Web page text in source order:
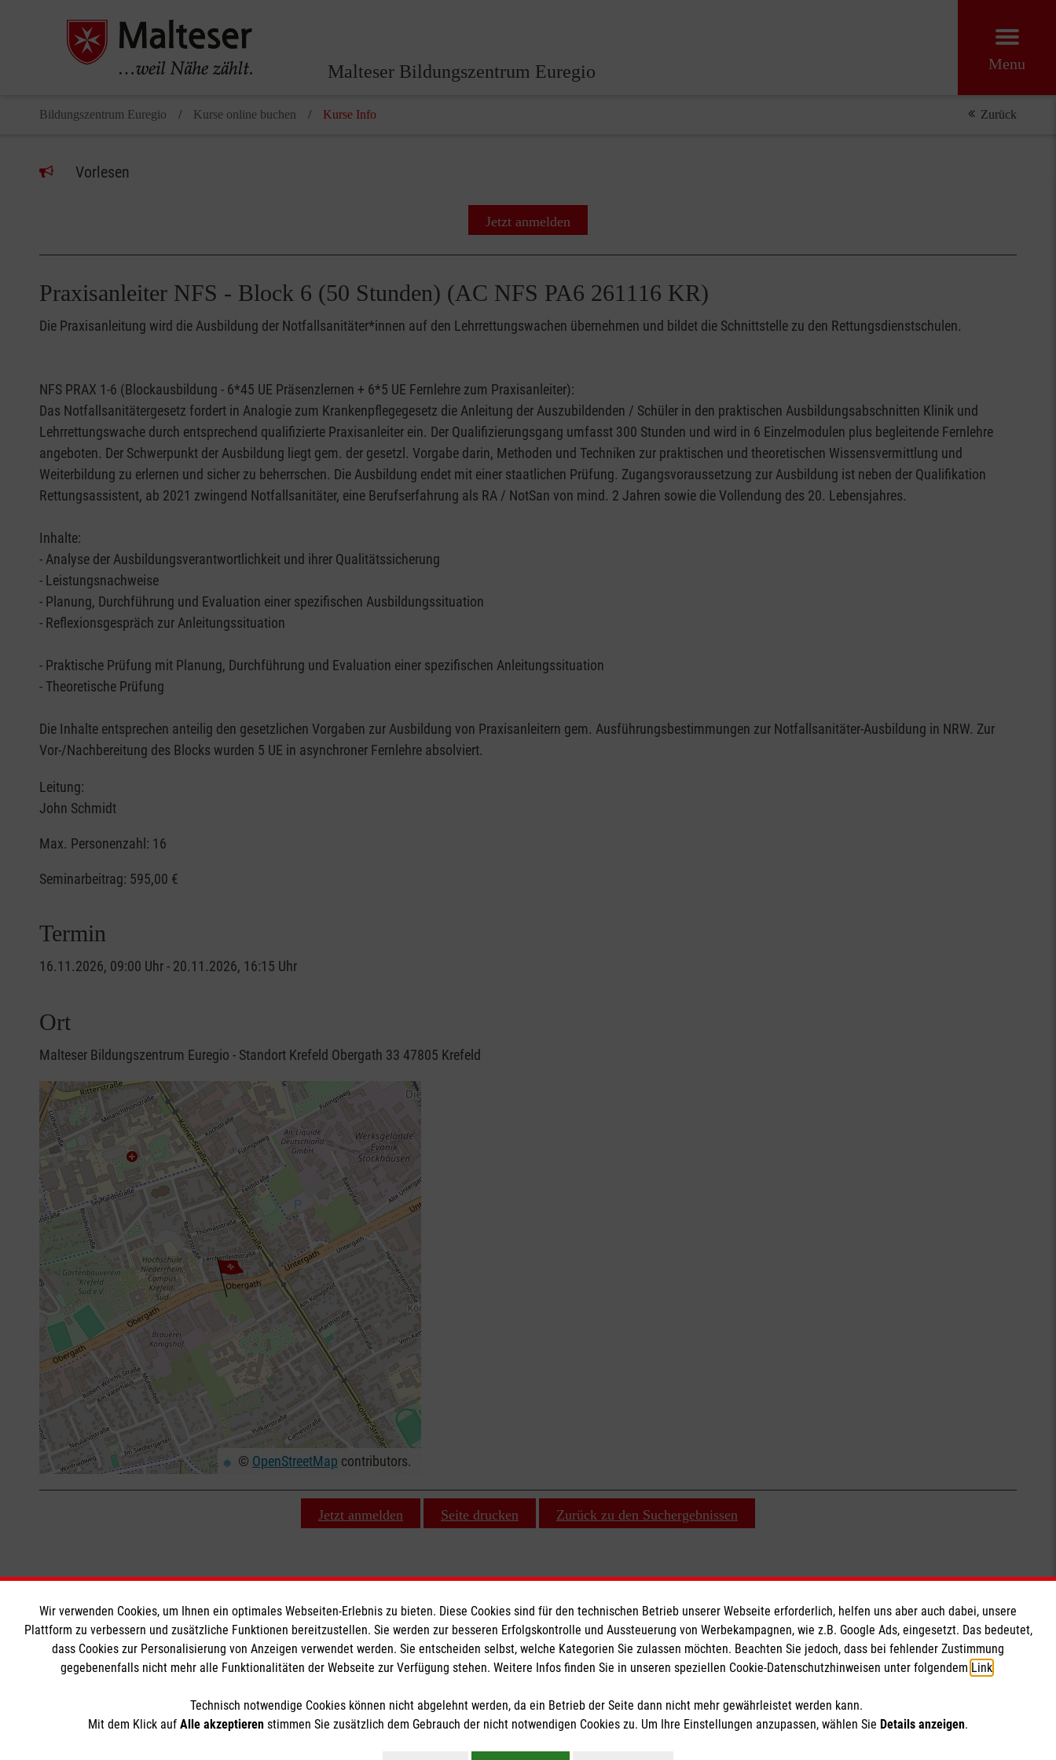
Malteser Bildungszentrum Euregio Menu
Bildungszentrum Euregio Kurse online buchen Kurse Info Zurück
Vorlesen
Jetzt anmelden
Praxisanleiter NFS - Block 6 (50 Stunden) (AC NFS PA6 261116 KR)
Die Praxisanleitung wird die Ausbildung der Notfallsanitäter*innen auf den Lehrrettungswachen übernehmen und bildet die Schnittstelle zu den Rettungsdienstschulen.
NFS PRAX 1-6 (Blockausbildung - 6*45 UE Präsenzlernen + 6*5 UE Fernlehre zum Praxisanleiter):
Das Notfallsanitätergesetz fordert in Analogie zum Krankenpflegegesetz die Anleitung der Auszubildenden / Schüler in den praktischen Ausbildungsabschnitten Klinik und
Lehrrettungswache durch entsprechend qualifizierte Praxisanleiter ein. Der Qualifizierungsgang umfasst 300 Stunden und wird in 6 Einzelmodulen plus begleitende Fernlehre
angeboten. Der Schwerpunkt der Ausbildung liegt gem. der gesetzl. Vorgabe darin, Methoden und Techniken zur praktischen und theoretischen Wissensvermittlung und
Weiterbildung zu erlernen und sicher zu beherrschen. Die Ausbildung endet mit einer staatlichen Prüfung. Zugangsvoraussetzung zur Ausbildung ist neben der Qualifikation
Rettungsassistent, ab 2021 zwingend Notfallsanitäter, eine Berufserfahrung als RA / NotSan von mind. 2 Jahren sowie die Vollendung des 20. Lebensjahres.
Inhalte:
- Analyse der Ausbildungsverantwortlichkeit und ihrer Qualitätssicherung
- Leistungsnachweise
- Planung, Durchführung und Evaluation einer spezifischen Ausbildungssituation
- Reflexionsgespräch zur Anleitungssituation
- Praktische Prüfung mit Planung, Durchführung und Evaluation einer spezifischen Anleitungssituation
- Theoretische Prüfung
Die Inhalte entsprechen anteilig den gesetzlichen Vorgaben zur Ausbildung von Praxisanleitern gem. Ausführungsbestimmungen zur Notfallsanitäter-Ausbildung in NRW. Zur
Vor-/Nachbereitung des Blocks wurden 5 UE in asynchroner Fernlehre absolviert.
Leitung:
John Schmidt
Max. Personenzahl: 16
Seminarbeitrag: 595,00 €
Termin
16.11.2026, 09:00 Uhr - 20.11.2026, 16:15 Uhr
Ort
Malteser Bildungszentrum Euregio - Standort Krefeld Obergath 33 47805 Krefeld
© OpenStreetMap contributors.
Jetzt anmelden Seite drucken Zurück zu den Suchergebnissen
MBZ Euregio
Kurse für Ärzte
Internationale Kurskonzepte
Informationen
Kontakt
Datenschutz
Malteser online
Malteserorden
Malteser International
Soziale Netzwerke
Wir verwenden Cookies, um Ihnen ein optimales Webseiten-Erlebnis zu bieten. Diese Cookies sind für den technischen Betrieb unserer Webseite erforderlich, helfen uns aber auch dabei, unsere
Plattform zu verbessern und zusätzliche Funktionen bereitzustellen. Sie werden zur besseren Erfolgskontrolle und Aussteuerung von Werbekampagnen, wie z.B. Google Ads, eingesetzt. Das bedeutet,
dass Cookies zur Personalisierung von Anzeigen verwendet werden. Sie entscheiden selbst, welche Kategorien Sie zulassen möchten. Beachten Sie jedoch, dass bei fehlender Zustimmung
gegebenenfalls nicht mehr alle Funktionalitäten der Webseite zur Verfügung stehen. Weitere Infos finden Sie in unseren speziellen Cookie-Datenschutzhinweisen unter folgendem Link
Technisch notwendige Cookies können nicht abgelehnt werden, da ein Betrieb der Seite dann nicht mehr gewährleistet werden kann.
Mit dem Klick auf Alle akzeptieren stimmen Sie zusätzlich dem Gebrauch der nicht notwendigen Cookies zu. Um Ihre Einstellungen anzupassen, wählen Sie Details anzeigen.